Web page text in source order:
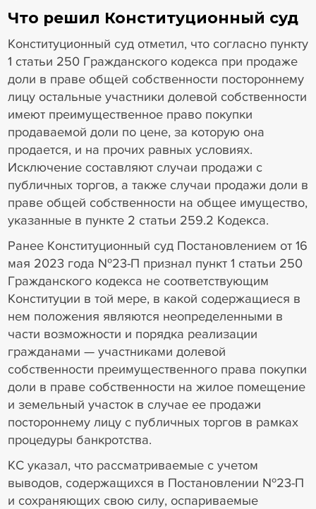
Что решил Конституционный суд
Конституционный суд отметил, что согласно пункту
1 статьи 250 Гражданского кодекса при продаже
доли в праве общей собственности постороннему
лицу остальные участники долевой собственности
имеют преимущественное право покупки
продаваемой доли по цене, за которую она
продается, и на прочих равных условиях.
Исключение составляют случаи продажи с
публичных торгов, а также случаи продажи доли в
праве общей собственности на общее имущество,
указанные в пункте 2 статьи 259.2 Кодекса.
Ранее Конституционный суд Постановлением от 16
мая 2023 года №23-П признал пункт 1 статьи 250
Гражданского кодекса не соответствующим
Конституции в той мере, в какой содержащиеся в
нем положения являются неопределенными в
части возможности и порядка реализации
гражданами — участниками долевой
собственности преимущественного права покупки
доли в праве собственности на жилое помещение
и земельный участок в случае ее продажи
постороннему лицу с публичных торгов в рамках
процедуры банкротства.
КС указал, что рассматриваемые с учетом
выводов, содержащихся в Постановлении №23-П
и сохраняющих свою силу, оспариваемые